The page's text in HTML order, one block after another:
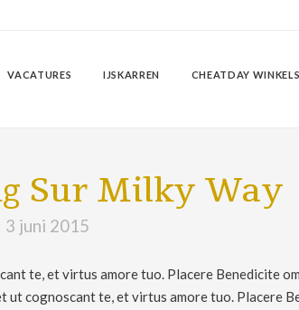
VACATURES IJSKARREN CHEATDAY WINKELS
Sur Milky Way
3 juni 2015
te, et virtus amore tuo. Placere Benedicite
ut cognoscant te, et virtus amore tuo. Placere